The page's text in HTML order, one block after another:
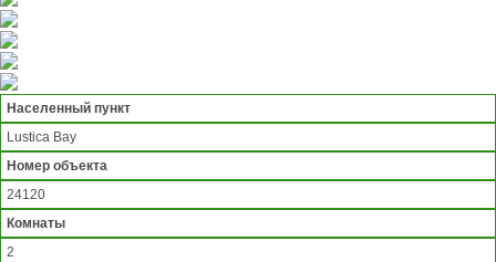
Населенный пункт
Lustica Bay
Номер объекта
24120
Комнаты
2